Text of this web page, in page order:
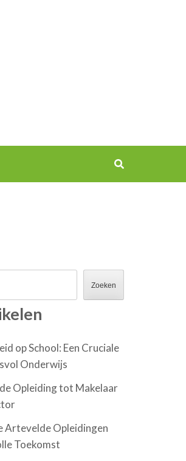
Zoeken
op School: Een Cruciale
Onderwijs
Opleiding tot Makelaar
Artevelde Opleidingen
Toekomst